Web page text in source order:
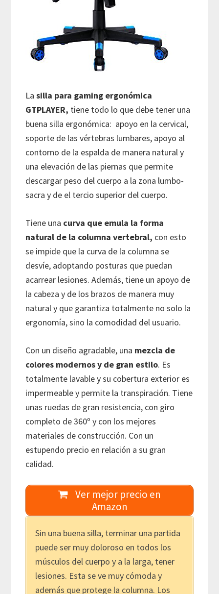
Lasilla para gaming ergonómica
GTPLAYER, tiene todo lo que debe tener una
buena silla ergonómica: apoyo en la cervical,
soporte de las vértebras lumbares, apoyo al
contorno de la espalda de manera natural y
una elevación de las piernas que permite
descargar peso del cuerpo a la zona lumbo-
sacra y de el tercio superior del cuerpo.
Tiene una curva que emula la forma
natural de la columna vertebral, con esto
se impide que la curva de la columna se
desvíe, adoptando posturas que puedan
acarrear lesiones. Además, tiene un apoyo de
la cabeza y de los brazos de manera muy
natural y que garantiza totalmente no solo la
ergonomía, sino la comodidad del usuario.
Con un diseño agradable, una mezcla de
colores modernos y de gran estilo. Es
totalmente lavable y su cobertura exterior es
impermeable y permite la transpiración. Tiene
unas ruedas de gran resistencia, con giro
completo de 360º y con los mejores
materiales de construcción. Con un
estupendo precio en relación a su gran
calidad.
Ver mejor precio en
Amazon
Sin una buena silla, terminar una partida
puede ser muy doloroso en todos los
músculos del cuerpo y a la larga, tener
lesiones. Esta se ve muy cómoda y
además que protege la columna. Los